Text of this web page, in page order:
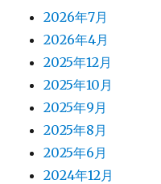
2026年7月
2026年4月
2025年12月
2025年10月
2025年9月
2025年8月
2025年6月
2024年12月